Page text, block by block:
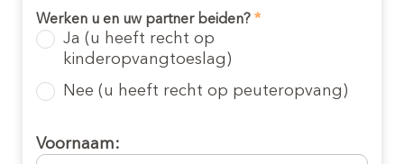
Werken u en uw partner beiden? *
Ja (u heeft recht op
kinderopvangtoeslag)
Nee (u heeft recht op peuteropvang)
Voornaam:
Inschrijven kinderopvang
Offerte aanvragen